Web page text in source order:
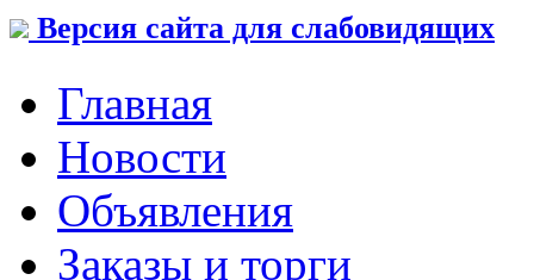
Версия сайта для слабовидящих
Главная
Новости
Объявления
Заказы и торги